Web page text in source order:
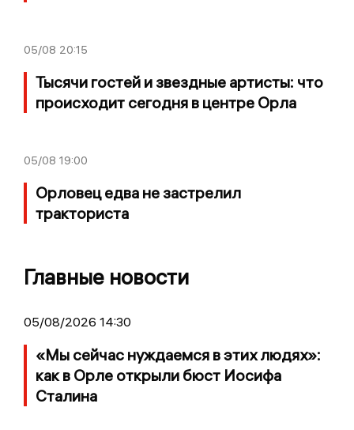
05/08 20:15
Тысячи гостей и звездные артисты: что
происходит сегодня в центре Орла
05/08 19:00
Орловец едва не застрелил
тракториста
Главные новости
05/08/2026 14:30
«Мы сейчас нуждаемся в этих людях»:
как в Орле открыли бюст Иосифа
Сталина